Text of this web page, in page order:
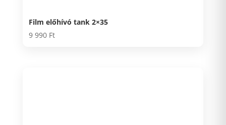
Film előhívó tank 2×35
9 990 Ft